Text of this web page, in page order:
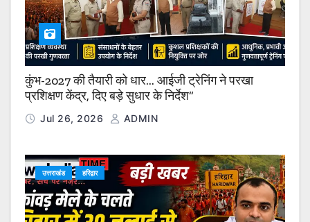
कुंभ-2027 की तैयारी को धार… आईजी ट्रेनिंग ने परखा
प्रशिक्षण केंद्र, दिए बड़े सुधार के निर्देश”
Jul 26, 2026 ADMIN
उत्तराखंड हरिद्वार